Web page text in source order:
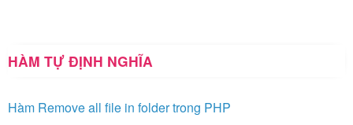
HÀM TỰ ĐỊNH NGHĨA
Hàm Remove all file in folder trong PHP